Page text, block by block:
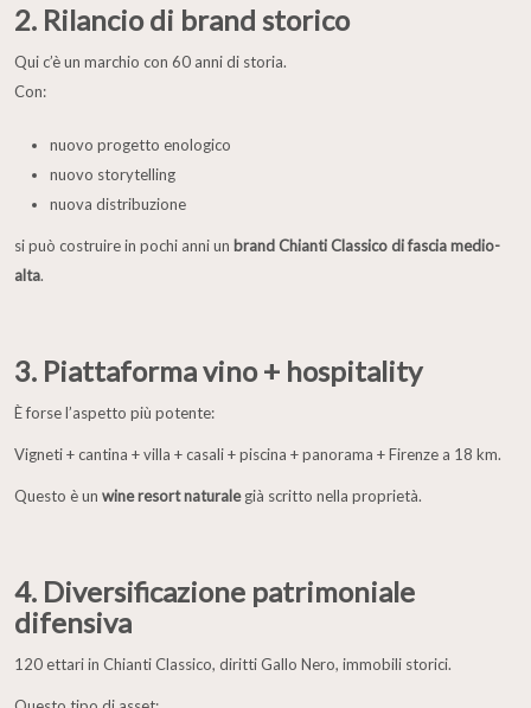
2. Rilancio di brand storico
Qui c’è un marchio con 60 anni di storia.
Con:
nuovo progetto enologico
nuovo storytelling
nuova distribuzione
si può costruire in pochi anni un brand Chianti Classico di fascia medio-
alta.
3. Piattaforma vino + hospitality
È forse l’aspetto più potente:
Vigneti + cantina + villa + casali + piscina + panorama + Firenze a 18 km.
Questo è un wine resort naturalegià scritto nella proprietà.
4. Diversificazione patrimoniale
difensiva
120 ettari in Chianti Classico, diritti Gallo Nero, immobili storici.